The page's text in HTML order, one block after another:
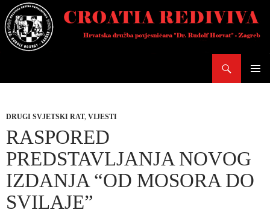
Skoči
do
sadržaja
DRUGI SVJETSKI RAT, VIJESTI
RASPORED
PREDSTAVLJANJA NOVOG
IZDANJA “OD MOSORA DO
SVILAJE”